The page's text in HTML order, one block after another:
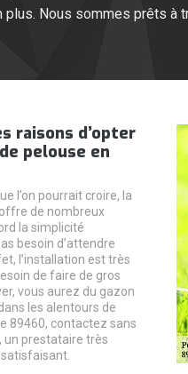
plus. Nous sommes prêts
raisons d’opter
pelouse en
l’on pourrait croire, la
de nombreux
la simplicité
besoin d’attendre
l’installation est très
de faire de gros
vous aurez du gazon
les alentours de
89460, contactez sans
un prestataire très